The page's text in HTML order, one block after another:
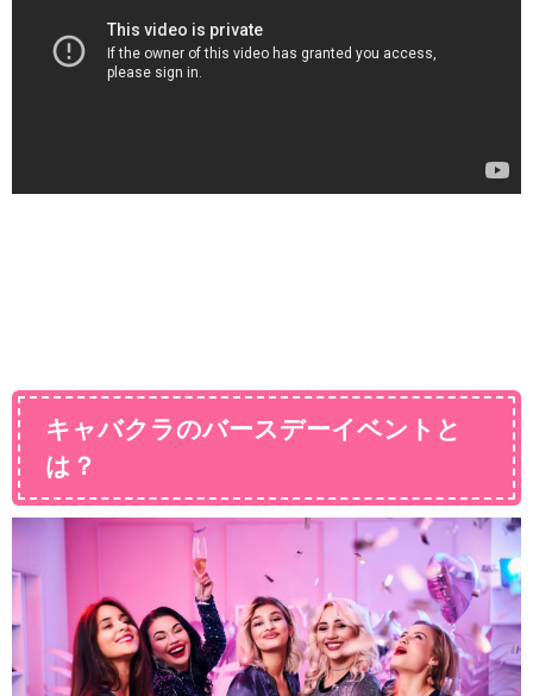
キャバクラのバースデーイベントと
は？